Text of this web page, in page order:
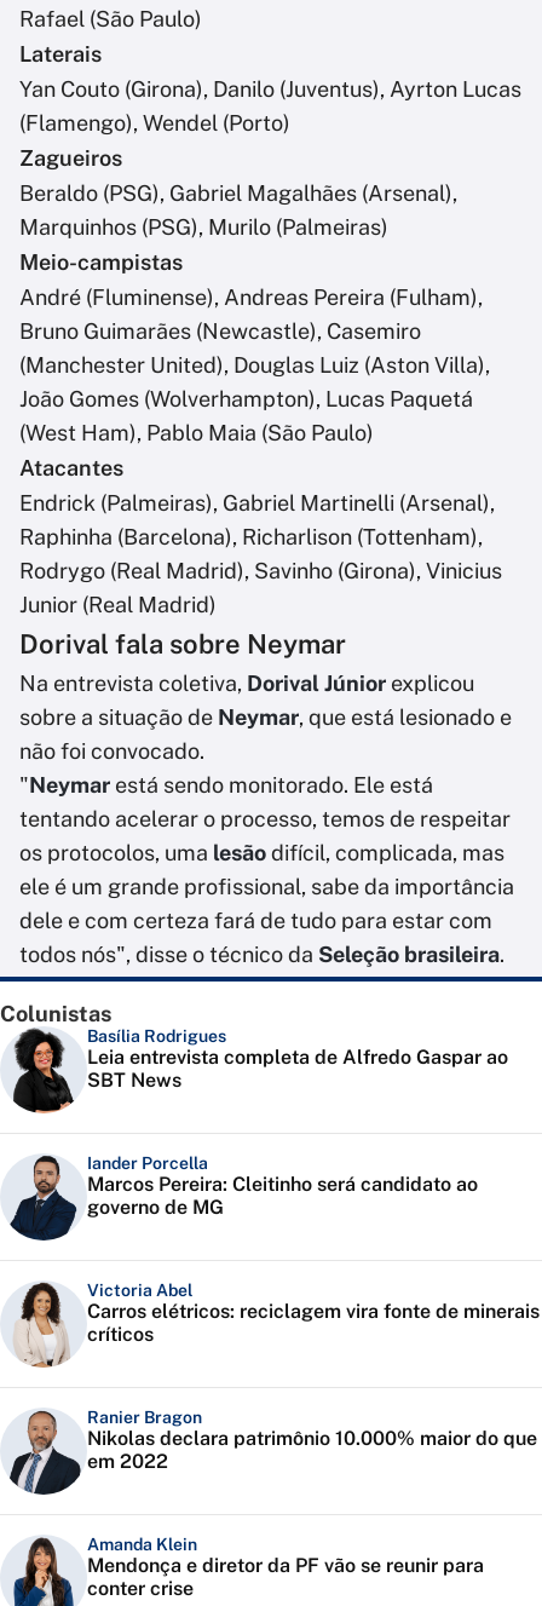
Rafael (São Paulo)
Laterais
Yan Couto (Girona), Danilo (Juventus), Ayrton Lucas
(Flamengo), Wendel (Porto)
Zagueiros
Beraldo (PSG), Gabriel Magalhães (Arsenal),
Marquinhos (PSG), Murilo (Palmeiras)
Meio-campistas
André (Fluminense), Andreas Pereira (Fulham),
Bruno Guimarães (Newcastle), Casemiro
(Manchester United), Douglas Luiz (Aston Villa),
João Gomes (Wolverhampton), Lucas Paquetá
(West Ham), Pablo Maia (São Paulo)
Atacantes
Endrick (Palmeiras), Gabriel Martinelli (Arsenal),
Raphinha (Barcelona), Richarlison (Tottenham),
Rodrygo (Real Madrid), Savinho (Girona), Vinicius
Junior (Real Madrid)
Dorival fala sobre Neymar
Na entrevista coletiva, Dorival Júnior explicou
sobre a situação de Neymar, que está lesionado e
não foi convocado.
"Neymar está sendo monitorado. Ele está
tentando acelerar o processo, temos de respeitar
os protocolos, uma lesãodifícil, complicada, mas
ele é um grande profissional, sabe da importância
dele e com certeza fará de tudo para estar com
todos nós", disse o técnico da Seleção brasileira.
Colunistas
Basília Rodrigues
Leia entrevista completa de Alfredo Gaspar ao
SBT News
Iander Porcella
Marcos Pereira: Cleitinho será candidato ao
governo de MG
Victoria Abel
Carros elétricos: reciclagem vira fonte de minerais
críticos
Ranier Bragon
Nikolas declara patrimônio 10.000% maior do que
em 2022
Amanda Klein
Mendonça e diretor da PF vão se reunir para
conter crise